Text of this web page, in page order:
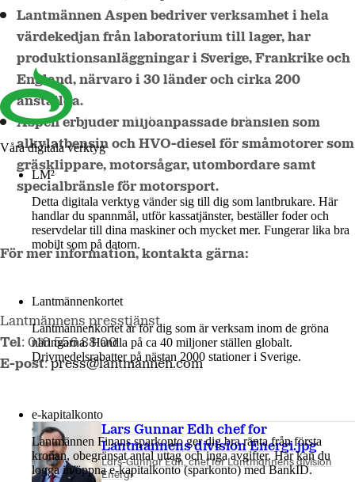
Våra digitala verktyg
LM²
Detta digitala verktyg vänder sig till dig som lantbrukare. Här
handlar du spannmål, utför kassatjänster, beställer foder och
reservdelar till dina maskiner och mycket mer. Fungerar lika bra
mobilt som på datorn.
Lantmännenkortet
Lantmännenkortet är för dig som är verksam inom de gröna
näringarna. Handla på ca 40 miljoner ställen globalt.
Drivmedelsrabatter på nästan 2000 stationer i Sverige.
e-kapitalkonto
Lantmännen Finans sparkonto ger dig bra ränta från första
kronan, obegränsat antal uttag och inga avgifter. Här kan du
logga in/öppna e-kapitalkonto (sparkonto) med BankID.
Lantmännen Aspen bedriver verksamhet i hela
värdekedjan från laboratorium till lager, har
produktionsanläggningar i Sverige, Frankrike och
England, närvaro i 30 länder och cirka 200
anställda.
Aspen erbjuder miljöanpassade bränslen som
alkylatbensin och HVO-diesel för småmotorer som
gräsklippare, motorsågar, utombordare samt
specialbränsle för motorsport.
För mer information, kontakta gärna:
Lantmännens presstjänst
Tel: 010 556 88 00
E-post:press@lantmannen.com
Lars Gunnar Edh chef for
Lantmannens division Energi.jpg
Lars-Gunnar Edh, chef för Lantmännens division
Energi